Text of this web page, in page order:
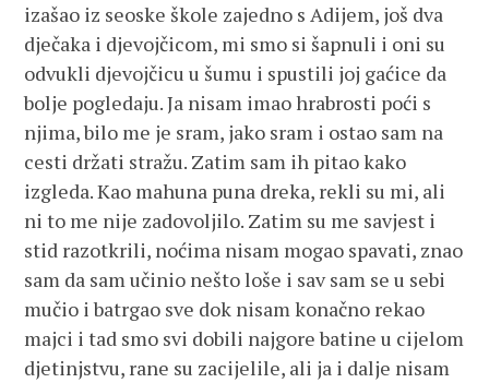
izašao iz seoske škole zajedno s Adijem, još dva
dječaka i djevojčicom, mi smo si šapnuli i oni su
odvukli djevojčicu u šumu i spustili joj gaćice da
bolje pogledaju. Ja nisam imao hrabrosti poći s
njima, bilo me je sram, jako sram i ostao sam na
cesti držati stražu. Zatim sam ih pitao kako
izgleda. Kao mahuna puna dreka, rekli su mi, ali
ni to me nije zadovoljilo. Zatim su me savjest i
stid razotkrili, noćima nisam mogao spavati, znao
sam da sam učinio nešto loše i sav sam se u sebi
mučio i batrgao sve dok nisam konačno rekao
majci i tad smo svi dobili najgore batine u cijelom
djetinjstvu, rane su zacijelile, ali ja i dalje nisam